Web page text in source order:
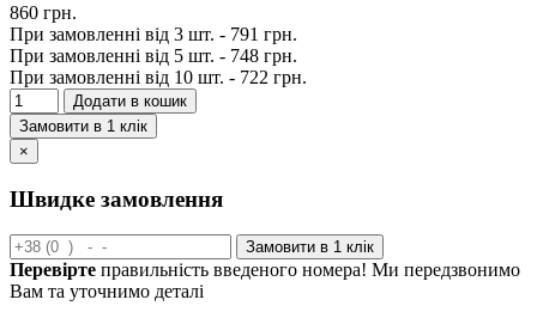
860 грн.
При замовленні від 3 шт. - 791 грн.
При замовленні від 5 шт. - 748 грн.
При замовленні від 10 шт. - 722 грн.
Додати в кошик
Замовити в 1 клік
×
Швидке замовлення
Замовити в 1 клік
Перевірте правильність введеного номера! Ми передзвонимо
Вам та уточнимо деталі